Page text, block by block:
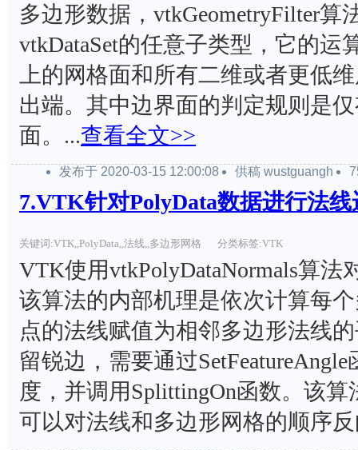
多边形数据，vtkGeometryFilter算
vtkDataSet的任意子类型，它的运
上的网格面和所有二维或者更低
出端。其中边界面的判定规则是
面。...查看全文>>
发布于 2020-03-15 12:00:08 供稿 wustguangh
7.VTK针对PolyData数据进行法线
关键词:VTK,,PolyData,,法线,,多边形网格 分类标签:VTK
VTK使用vtkPolyDataNormals算法
该算法的内部机理是依次计算每
点的法线赋值为相邻多边形法线
留锐边，需要通过
度，并调用SplittingOn函数。该算
可以对法线和多边形网格的顺序